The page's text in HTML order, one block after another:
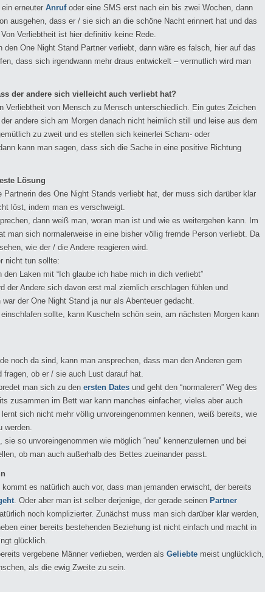
erneuter Anrufoder eine SMS erst nach ein bis zwei Wochen, dann
ausgehen, dass er / sie sich an die schöne Nacht erinnert hat und das
Verliebtheit ist hier definitiv keine Rede.
den One Night Stand Partner verliebt, dann wäre es falsch, hier auf das
dass sich irgendwann mehr draus entwickelt – vermutlich wird man
der andere sich vielleicht auch verliebt hat?
Verliebtheit von Mensch zu Mensch unterschiedlich. Ein gutes Zeichen
andere sich am Morgen danach nicht heimlich still und leise aus dem
zu zweit und es stellen sich keinerlei Scham- oder
kann man sagen, dass sich die Sache in eine positive Richtung
Lösung
Partnerin des One Night Stands verliebt hat, der muss sich darüber klar
löst, indem man es verschweigt.
dann weiß man, woran man ist und wie es weitergehen kann. Im
man sich normalerweise in eine bisher völlig fremde Person verliebt. Da
wie der / die Andere reagieren wird.
nicht tun sollte:
Laken mit “Ich glaube ich habe mich in dich verliebt”
der Andere sich davon erst mal ziemlich erschlagen fühlen und
der One Night Stand ja nur als Abenteuer gedacht.
sollte, kann Kuscheln schön sein, am nächsten Morgen kann
noch da sind, kann man ansprechen, dass man den Anderen gern
fragen, ob er / sie auch Lust darauf hat.
man sich zu den ersten Dates und geht den “normaleren” Weg des
zusammen im Bett war kann manches einfacher, vieles aber auch
sich nicht mehr völlig unvoreingenommen kennen, weiß bereits, wie
werden.
so unvoreingenommen wie möglich “neu” kennenzulernen und bei
ob man auch außerhalb des Bettes zueinander passt.
es natürlich auch vor, dass man jemanden erwischt, der bereits
. Oder aber man ist selber derjenige, der gerade seinen Partner
noch komplizierter. Zunächst muss man sich darüber klar werden,
einer bereits bestehenden Beziehung ist nicht einfach und macht in
glücklich.
vergebene Männer verlieben, werden als Geliebte meist unglücklich,
als die ewig Zweite zu sein.